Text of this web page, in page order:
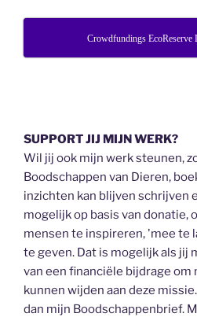
Crowdfundings EcoReserve
SUPPORT JIJ MIJN WERK?
Wil jij ook mijn werk steunen,
Boodschappen van Dieren,
inzichten kan blijven schrijven
mogelijk op basis van donatie,
mensen te inspireren, 'mee te
te geven. Dat is mogelijk als jij
van een financiële bijdrage
kunnen wijden aan deze
dan mijn Boodschappenbrief.